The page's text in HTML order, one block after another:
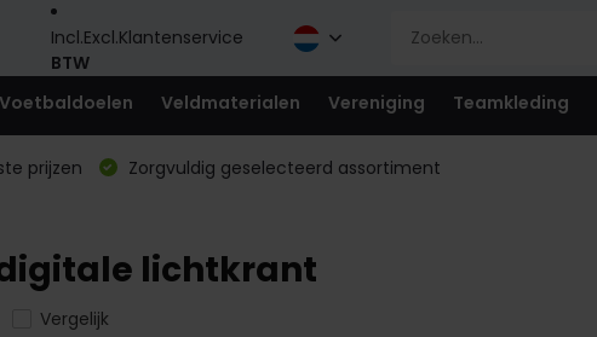
Incl.Excl.
BTW
Klantenservice
Voetbaldoelen Veldmaterialen Vereniging Teamkleding
prijzen
Zorgvuldig geselecteerd assortiment
digitale lichtkrant
Vergelijk